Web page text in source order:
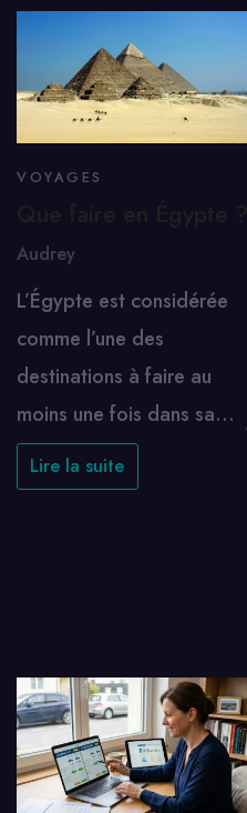
VOYAGES
Audrey
L’Égypte est considérée
comme l’une des
destinations à faire au
moins une fois dans sa…
Lire la suite